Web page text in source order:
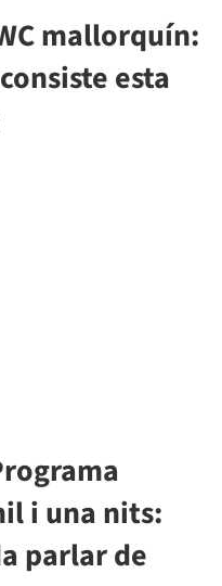
mallorquín:
esta
i una nits:
parlar de